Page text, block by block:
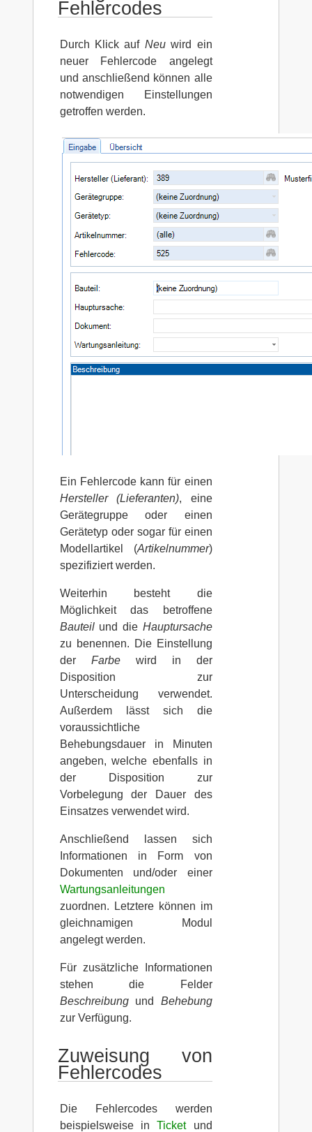
Fehlercodes
Durch Klick auf Neuwird ein
neuer Fehlercode angelegt
und anschließend können alle
notwendigen Einstellungen
getroffen werden.
Ein Fehlercode kann für einen
Hersteller (Lieferanten), eine
Gerätegruppe oder einen
Gerätetyp oder sogar für einen
Modellartikel (Artikelnummer)
spezifiziert werden.
Weiterhin besteht die
Möglichkeit das betroffene
Bauteilund die Hauptursache
zu benennen. Die Einstellung
der Farbewird in der
Disposition zur
Unterscheidung verwendet.
Außerdem lässt sich die
voraussichtliche
Behebungsdauer in Minuten
angeben, welche ebenfalls in
der Disposition zur
Vorbelegung der Dauer des
Einsatzes verwendet wird.
Anschließend lassen sich
Informationen in Form von
Dokumenten und/oder einer
Wartungsanleitungen
zuordnen. Letztere können im
gleichnamigen Modul
angelegt werden.
Für zusätzliche Informationen
stehen die Felder
Beschreibungund Behebung
zur Verfügung.
Zuweisung von
Fehlercodes
Die Fehlercodes werden
beispielsweise inTicketund